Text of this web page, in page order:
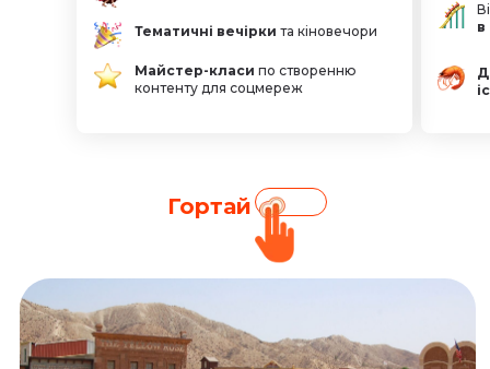
в
Тематичні вечірки та кіновечори
Майстер-класи по створенню
контенту для соцмереж
Гортай